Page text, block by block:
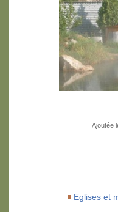
Ajoutée
Eglises et